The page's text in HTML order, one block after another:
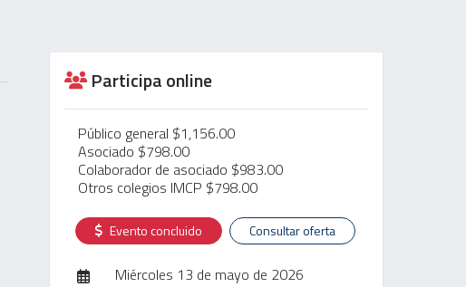
Participa online
Público general $1,156.00
Asociado $798.00
Colaborador de asociado $983.00
Otros colegios IMCP $798.00
Evento concluido Consultar oferta
Miércoles 13 de mayo de 2026